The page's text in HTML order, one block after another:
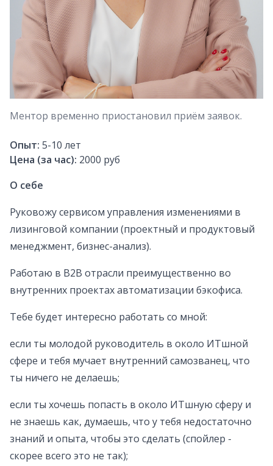
Ментор временно приостановил приём заявок.
Опыт: 5-10 лет
Цена (за час): 2000 руб
О себе
Руковожу сервисом управления изменениями в
лизинговой компании (проектный и продуктовый
менеджмент, бизнес-анализ).
Работаю в B2B отрасли преимущественно во
внутренних проектах автоматизации бэкофиса.
Тебе будет интересно работать со мной:
если ты молодой руководитель в около ИТшной
сфере и тебя мучает внутренний самозванец, что
ты ничего не делаешь;
если ты хочешь попасть в около ИТшную сферу и
не знаешь как, думаешь, что у тебя недостаточно
знаний и опыта, чтобы это сделать (спойлер -
скорее всего это не так);